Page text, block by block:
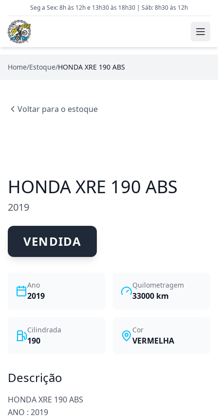
Seg a Sex: 8h às 12h e 13h30 às 18h30 | Sáb: 8h30 às 12h
Home/Estoque/HONDA XRE 190 ABS
Voltar para o estoque
HONDA XRE 190 ABS
2019
VENDIDA
Ano
2019
Quilometragem
33000 km
Cilindrada
190
Cor
VERMELHA
Descrição
HONDA XRE 190 ABS
ANO : 2019